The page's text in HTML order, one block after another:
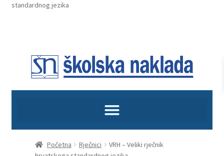
Anketni list
standardnog jezika
Početna Rječnici
VRH – Veliki rječnik